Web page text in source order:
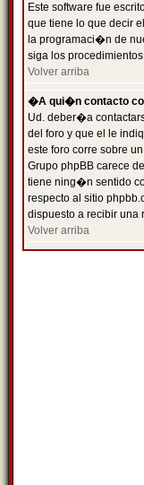
Este software fue
que tiene lo que decir
la programaci�n de
siga los
Volver arriba
�A qui�n contacto
Ud. deber�a
del foro y que el le
este foro corre sobre
Grupo phpBB carece
tiene ning�n sentido
respecto al sitio
dispuesto a recibir una
Volver arriba